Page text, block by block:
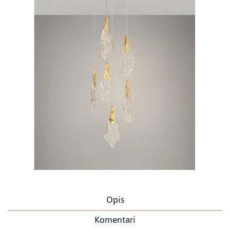
Opis
Komentari